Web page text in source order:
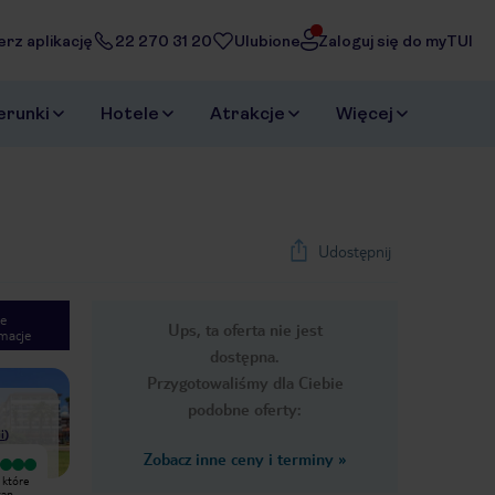
aplikację 22 270 31 20 Ulubione Zaloguj się do myTUI
Hotele Atrakcje Więcej
Udostępnij
Ups, ta oferta nie jest
dostępna.
Przygotowaliśmy dla Ciebie
podobne oferty:
Zobacz inne ceny i terminy »
Next slide
1/16
)
które